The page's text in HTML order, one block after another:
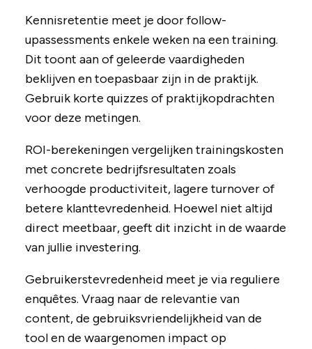
Kennisretentie meet je door follow-
upassessments enkele weken na een training.
Dit toont aan of geleerde vaardigheden
beklijven en toepasbaar zijn in de praktijk.
Gebruik korte quizzes of praktijkopdrachten
voor deze metingen.
ROI-berekeningen vergelijken trainingskosten
met concrete bedrijfsresultaten zoals
verhoogde productiviteit, lagere turnover of
betere klanttevredenheid. Hoewel niet altijd
direct meetbaar, geeft dit inzicht in de waarde
van jullie investering.
Gebruikerstevredenheid meet je via reguliere
enquêtes. Vraag naar de relevantie van
content, de gebruiksvriendelijkheid van de
tool en de waargenomen impact op